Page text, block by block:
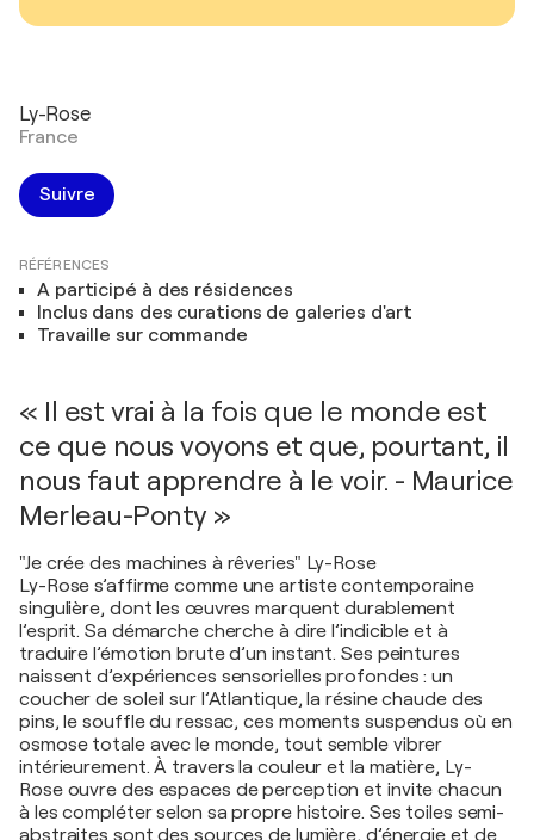
Ly-Rose
France
Suivre
RÉFÉRENCES
A participé à des résidences
Inclus dans des curations de galeries d'art
Travaille sur commande
« Il est vrai à la fois que le monde est
ce que nous voyons et que, pourtant, il
nous faut apprendre à le voir. - Maurice
Merleau-Ponty »
"Je crée des machines à rêveries" Ly-Rose
Ly-Rose s’affirme comme une artiste contemporaine
singulière, dont les œuvres marquent durablement
l’esprit. Sa démarche cherche à dire l’indicible et à
traduire l’émotion brute d’un instant. Ses peintures
naissent d’expériences sensorielles profondes : un
coucher de soleil sur l’Atlantique, la résine chaude des
pins, le souffle du ressac, ces moments suspendus où en
osmose totale avec le monde, tout semble vibrer
intérieurement. À travers la couleur et la matière, Ly-
Rose ouvre des espaces de perception et invite chacun
à les compléter selon sa propre histoire. Ses toiles semi-
abstraites sont des sources de lumière, d’énergie et de